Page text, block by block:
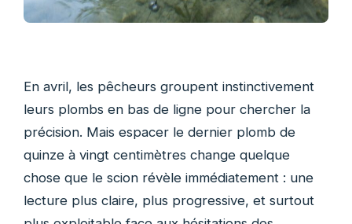
En avril, les pêcheurs groupent instinctivement
leurs plombs en bas de ligne pour chercher la
précision. Mais espacer le dernier plomb de
quinze à vingt centimètres change quelque
chose que le scion révèle immédiatement : une
lecture plus claire, plus progressive, et surtout